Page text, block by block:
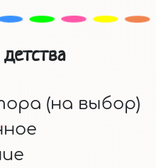
(на выбор)